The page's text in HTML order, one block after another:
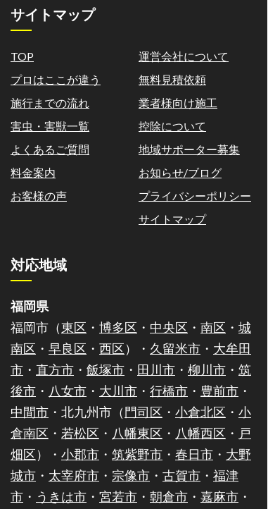
サイトマップ
TOP
プロはここが違う
施行までの流れ
害虫・害獣一覧
よくあるご質問
料金案内
お客様の声
運営会社について
無料見積依頼
業者様向け施工
控除について
地域サポーター募集
お知らせ/ブログ
プライバシーポリシー
サイトマップ
対応地域
福岡県
福岡市（東区 ・ 博多区 ・ 中央区 ・ 南区 ・ 城
南区 ・ 早良区 ・ 西区）・ 久留米市 ・ 大牟田
市 ・ 直方市 ・ 飯塚市 ・ 田川市 ・ 柳川市 ・ 筑
後市 ・ 八女市 ・ 大川市 ・ 行橋市 ・ 豊前市 ・
中間市 ・北九州市（門司区 ・ 小倉北区 ・ 小
倉南区 ・ 若松区 ・ 八幡東区 ・ 八幡西区 ・ 戸
畑区）・ 小郡市 ・ 筑紫野市 ・ 春日市 ・ 大野
城市 ・ 太宰府市 ・ 宗像市 ・ 古賀市 ・ 福津
市 ・ うきは市 ・ 宮若市 ・ 朝倉市 ・ 嘉麻市 ・